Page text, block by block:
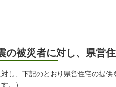
の被災者に対し、県営
し、下記のとおり県営住宅の提供
。）